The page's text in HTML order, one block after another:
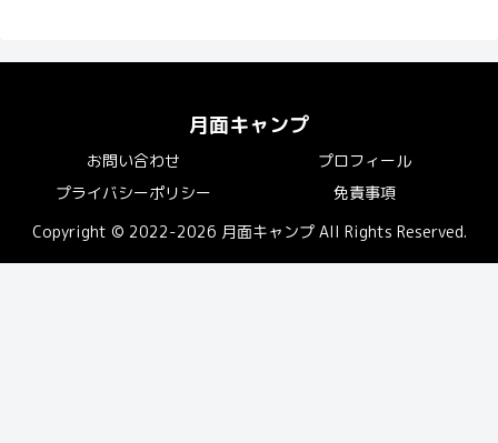
月面キャンプ
お問い合わせ
プロフィール
プライバシーポリシー
免責事項
Copyright © 2022-2026 月面キャンプ All Rights Reserved.